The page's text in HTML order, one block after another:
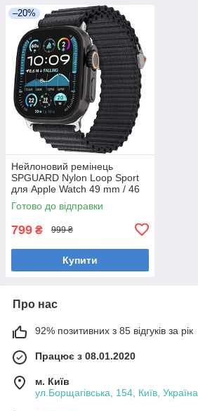
–20%
Нейлоновий ремінець
SPGUARD Nylon Loop Sport
для Apple Watch 49 mm / 46
mm / 45 mm / 44 mm / 42 mm
Готово до відправки
799 ₴ 999 ₴
Купити
Про нас
92% позитивних з 85 відгуків за рік
Працює з 08.01.2020
м. Київ
ул.Борщагівська, 154, Київ, Україна